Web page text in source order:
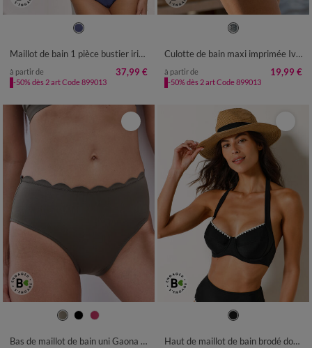
42
Maillot de bain 1 pièce bustier irisé Padula, sans armatures
à partir de 37,99 €
-50% dès 2 art Code 899013
44
Culotte de bain maxi imprimée Ivola
à partir de 19,99 €
-50% dès 2 art Code 899013
40 42 44
Bas de maillot de bain uni Gaona - forme maxi Haut de maillot de bain brodé dos nu, avec armatures